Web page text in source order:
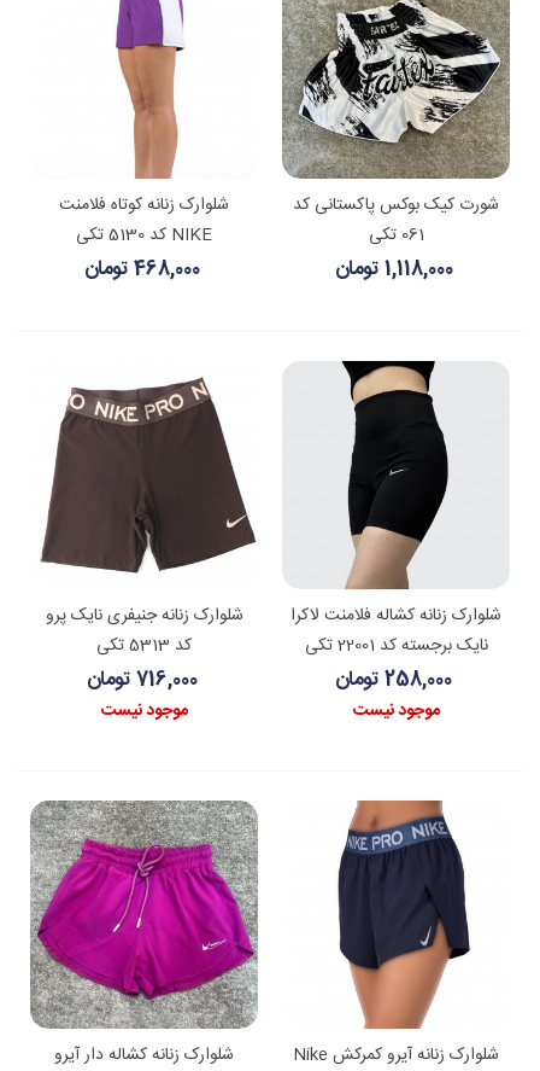
شورت کیک بوکس پاکستانی کد
061 تکی
1,118,000 تومان
شلوارک زنانه کوتاه فلامنت
NIKE کد 5130 تکی
468,000 تومان
شلوارک زنانه کشاله فلامنت لاکرا
نایک برجسته کد 22001 تکی
258,000 تومان
موجود نیست
شلوارک زنانه جنیفری نایک پرو
کد 5313 تکی
716,000 تومان
موجود نیست
شلوارک زنانه آیرو کمرکش Nike
شلوارک زنانه کشاله دار آیرو